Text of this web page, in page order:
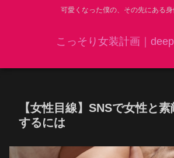
可愛くなった僕の、その先にある
こっそり女装計画｜
【女性目線】SNSで女性と
するには